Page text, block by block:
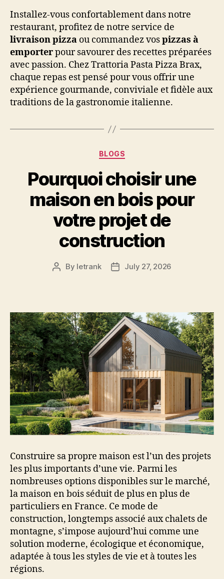
Installez-vous confortablement dans notre
restaurant, profitez de notre service de
livraison pizza ou commandez vospizzas à
emporterpour savourer des recettes préparées
avec passion. Chez Trattoria Pasta Pizza Brax,
chaque repas est pensé pour vous offrir une
expérience gourmande, conviviale et fidèle aux
traditions de la gastronomie italienne.
Categories
BLOGS
Pourquoi choisir une
maison en bois pour
votre projet de
construction
Post
By letrank
PostJuly 27, 2026
Construire sa propre maison est l’un des projets
les plus importants d’une vie. Parmi les
nombreuses options disponibles sur le marché,
la maison en bois séduit de plus en plus de
particuliers en France. Ce mode de
construction, longtemps associé aux chalets de
montagne, s’impose aujourd’hui comme une
solution moderne, écologique et économique,
adaptée à tous les styles de vie et à toutes les
régions.